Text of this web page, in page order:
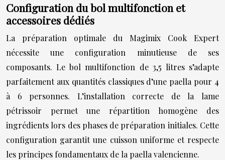
Configuration du bol multifonction et
accessoires dédiés
La préparation optimale du Magimix Cook Expert
nécessite une configuration minutieuse de ses
composants. Le bol multifonction de 3,5 litres s’adapte
parfaitement aux quantités classiques d’une paella pour 4
à 6 personnes. L’installation correcte de la lame
pétrissoir permet une répartition homogène des
ingrédients lors des phases de préparation initiales. Cette
configuration garantit une cuisson uniforme et respecte
les principes fondamentaux de la paella valencienne.